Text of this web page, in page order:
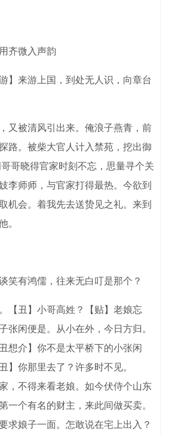
微入声韵
来游上国，到处无人识，向章台
被清风引出来。俺浪子燕青，前
路。被柴大官人计入禁苑，挖出御
哥晓得官家时刻不忘，思量寻个关
李师师，与官家打得最热。今欲到
机会。着我先去送贽见之礼。来到
。
有鸿儒，往来无白叮是那个？
丑】小哥高姓？【贴】老娘忘
张闲便是。从小在外，今日方归。
想介】你不是太平桥下的小张闲
】你那里去了？许多时不见。
，不得来看老娘。如今伏侍个山东
一个有名的财主，来此间做买卖。
求娘子一面。怎敢说在宅上出入？